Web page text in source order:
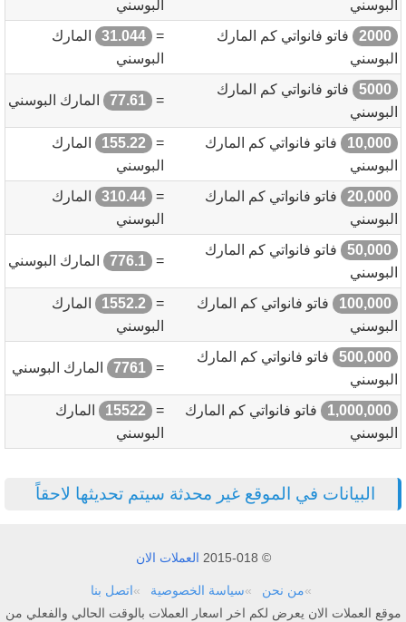
البوسني
البوسني
2000
فاتو فانواتي كم المارك
البوسني
=
31.044
المارك
البوسني
5000
فاتو فانواتي كم المارك
البوسني
=
77.61 المارك البوسني
10,000
فاتو فانواتي كم المارك
البوسني
=
155.22
المارك
البوسني
20,000
فاتو فانواتي كم المارك
البوسني
=
310.44
المارك
البوسني
50,000
فاتو فانواتي كم المارك
البوسني
=
776.1 المارك البوسني
100,000
فاتو فانواتي كم المارك
البوسني
=
1552.2
المارك
البوسني
500,000
فاتو فانواتي كم المارك
البوسني
=
7761 المارك البوسني
1,000,000
فاتو فانواتي كم المارك
البوسني
=
15522
المارك
البوسني
البيانات في الموقع غير محدثة سيتم تحديثها لاحقاً
© 2015-018 العملات الان
من نحن سياسة الخصوصية
اتصل بنا
موقع العملات الان يعرض لكم اخر اسعار العملات بالوقت الحالي والفعلي من